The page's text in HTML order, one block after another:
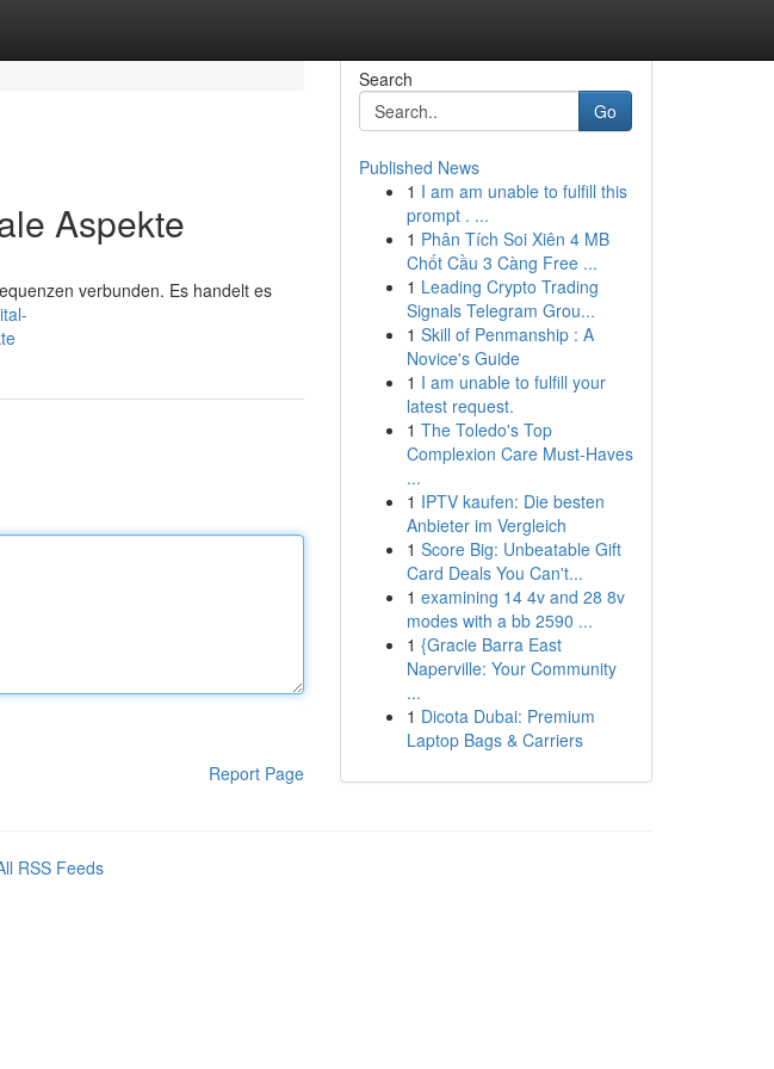
Aspekte
verbunden. Es handelt es
Report Page
Search
Go
Published News
1 I am am unable to fulfill this
prompt . ...
1 Phân Tích Soi Xiên 4 MB
Chốt Cầu 3 Càng Free ...
1 Leading Crypto Trading
Signals Telegram Grou...
1 Skill of Penmanship : A
Novice's Guide
1 I am unable to fulfill your
latest request.
1 The Toledo's Top
Complexion Care Must-Haves
...
1 IPTV kaufen: Die besten
Anbieter im Vergleich
1 Score Big: Unbeatable Gift
Card Deals You Can't...
1 examining 14 4v and 28 8v
modes with a bb 2590 ...
1 {Gracie Barra East
Naperville: Your Community
...
1 Dicota Dubai: Premium
Laptop Bags & Carriers
RSS Feeds